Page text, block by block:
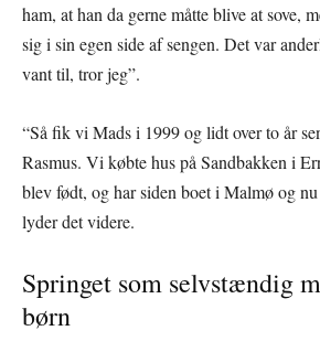
ham, at han da gerne måtte blive at sove,
sig i sin egen side af sengen. Det var
vant til, tror jeg”.
“Så fik vi Mads i 1999 og lidt over to år
Rasmus. Vi købte hus på Sandbakken i
blev født, og har siden boet i Malmø og
lyder det videre.
Springet som selvstændig
børn